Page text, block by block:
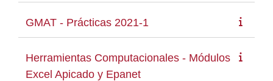
GMAT - Prácticas 2021-1
Herramientas Computacionales - Módulos
Excel Apicado y Epanet